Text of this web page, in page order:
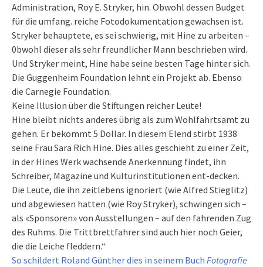
Administration, Roy E. Stryker, hin. Obwohl dessen Budget
für die umfang. reiche Fotodokumentation gewachsen ist.
Stryker behauptete, es sei schwierig, mit Hine zu arbeiten –
0bwohl dieser als sehr freundlicher Mann beschrieben wird.
Und Stryker meint, Hine habe seine besten Tage hinter sich.
Die Guggenheim Foundation lehnt ein Projekt ab. Ebenso
die Carnegie Foundation.
Keine Illusion über die Stiftungen reicher Leute!
Hine bleibt nichts anderes übrig als zum Wohlfahrtsamt zu
gehen. Er bekommt 5 Dollar. In diesem Elend stirbt 1938
seine Frau Sara Rich Hine. Dies alles geschieht zu einer Zeit,
in der Hines Werk wachsende Anerkennung findet, ihn
Schreiber, Magazine und Kulturinstitutionen ent-decken.
Die Leute, die ihn zeitlebens ignoriert (wie Alfred Stieglitz)
und abgewiesen hatten (wie Roy Stryker), schwingen sich –
als «Sponsoren» von Ausstellungen – auf den fahrenden Zug
des Ruhms. Die Trittbrettfahrer sind auch hier noch Geier,
die die Leiche fleddern.“
So schildert Roland Günther dies in seinem Buch Fotografie